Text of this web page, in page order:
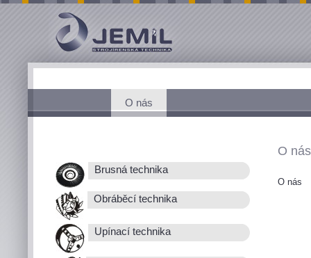
O nás
Brusná technika
Obráběcí technika
Upínací technika
O nás
O nás